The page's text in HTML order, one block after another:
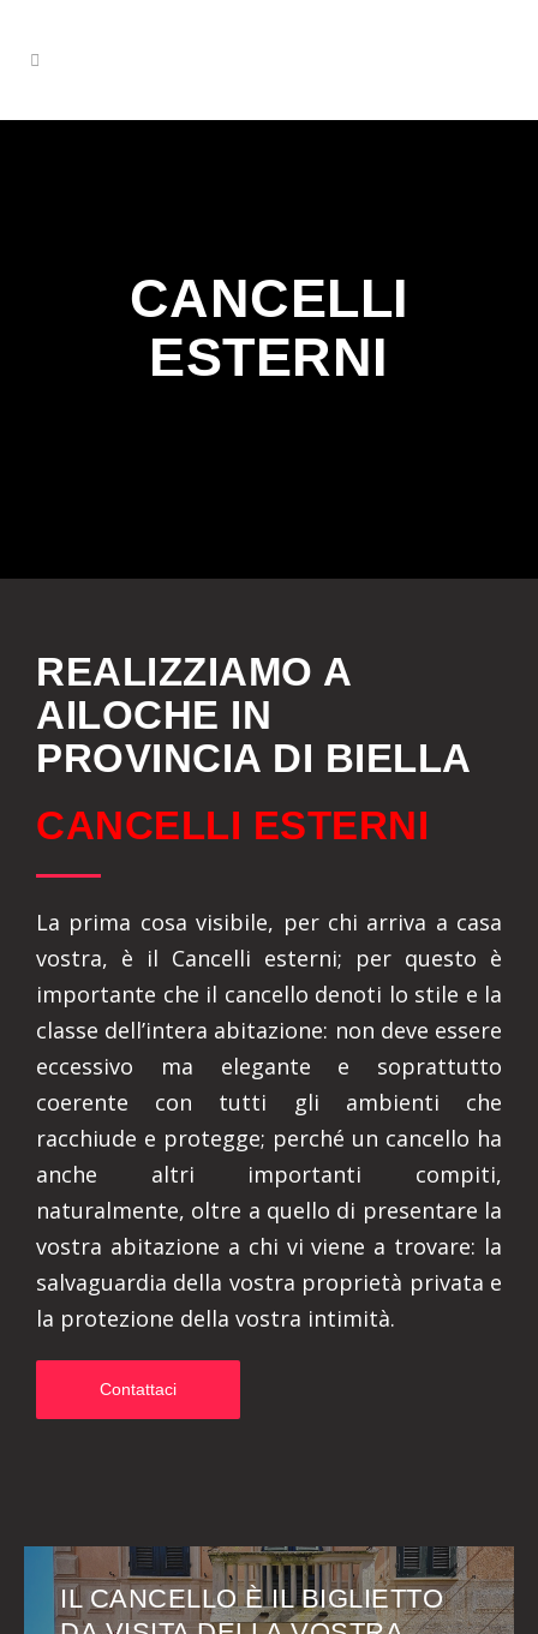
CANCELLI
ESTERNI
REALIZZIAMO A
AILOCHE IN
PROVINCIA DI BIELLA
CANCELLI ESTERNI
La prima cosa visibile, per chi arriva a casa
vostra, è il Cancelli esterni; per questo è
importante che il cancello denoti lo stile e la
classe dell’intera abitazione: non deve essere
eccessivo ma elegante e soprattutto
coerente con tutti gli ambienti che
racchiude e protegge; perché un cancello ha
anche altri importanti compiti,
naturalmente, oltre a quello di presentare la
vostra abitazione a chi vi viene a trovare: la
salvaguardia della vostra proprietà privata e
la protezione della vostra intimità.
Contattaci
IL CANCELLO È IL BIGLIETTO